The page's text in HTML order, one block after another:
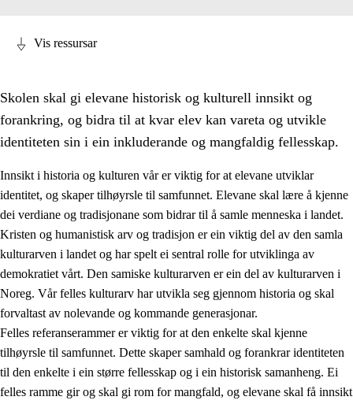
1. Verdigrunnlaget i opplæringa
1.1 Menneskeverdet
1.2 Identitet og kulturelt mangfald
1.3 Kritisk tenking og etisk bevisstheit
1.4 Skaparglede, engasjement og utforskartrong
1.5 Respekt for naturen og miljøbevisstheit
1.6 Demokrati og medverknad
Vis ressursar
Skolen skal gi elevane historisk og kulturell innsikt og
forankring, og bidra til at kvar elev kan vareta og utvikle
identiteten sin i ein inkluderande og mangfaldig fellesskap.
Innsikt i historia og kulturen vår er viktig for at elevane utviklar
identitet, og skaper tilhøyrsle til samfunnet. Elevane skal lære å kjenne
dei verdiane og tradisjonane som bidrar til å samle menneska i landet.
Kristen og humanistisk arv og tradisjon er ein viktig del av den samla
kulturarven i landet og har spelt ei sentral rolle for utviklinga av
demokratiet vårt. Den samiske kulturarven er ein del av kulturarven i
Noreg. Vår felles kulturarv har utvikla seg gjennom historia og skal
forvaltast av nolevande og kommande generasjonar.
Felles referanserammer er viktig for at den enkelte skal kjenne
tilhøyrsle til samfunnet. Dette skaper samhald og forankrar identiteten
til den enkelte i ein større fellesskap og i ein historisk samanheng. Ei
felles ramme gir og skal gi rom for mangfald, og elevane skal få innsikt